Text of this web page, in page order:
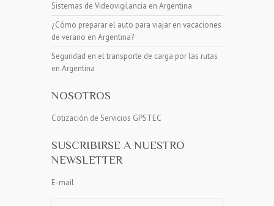
Sistemas de Videovigilancia en Argentina
¿Cómo preparar el auto para viajar en vacaciones
de verano en Argentina?
Seguridad en el transporte de carga por las rutas
en Argentina
NOSOTROS
Cotización de Servicios GPSTEC
SUSCRIBIRSE A NUESTRO
NEWSLETTER
E-mail